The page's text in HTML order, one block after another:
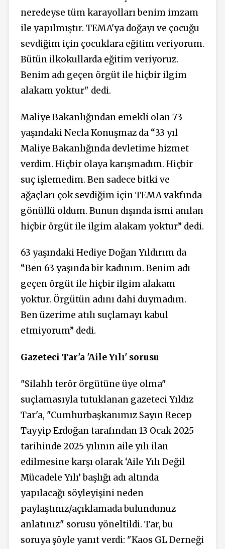
neredeyse tüm karayolları benim imzam
ile yapılmıştır. TEMA'ya doğayı ve çocuğu
sevdiğim için çocuklara eğitim veriyorum.
Bütün ilkokullarda eğitim veriyoruz.
Benim adı geçen örgüt ile hiçbir ilgim
alakam yoktur" dedi.
Maliye Bakanlığından emekli olan 73
yaşındaki Necla Konuşmaz da “33 yıl
Maliye Bakanlığında devletime hizmet
verdim. Hiçbir olaya karışmadım. Hiçbir
suç işlemedim. Ben sadece bitki ve
ağaçları çok sevdiğim için TEMAvakfında
gönüllü oldum. Bunun dışında ismi anılan
hiçbir örgüt ile ilgim alakam yoktur” dedi.
63 yaşındaki Hediye Doğan Yıldırım da
“Ben 63 yaşında bir kadınım. Benim adı
geçen örgüt ile hiçbir ilgim alakam
yoktur. Örgütün adını dahi duymadım.
Ben üzerime atılı suçlamayı kabul
etmiyorum” dedi.
Gazeteci Tar'a 'Aile Yılı' sorusu
"Silahlı terör örgütüne üye olma"
suçlamasıyla tutuklanan gazeteci Yıldız
Tar'a, "Cumhurbaşkanımız Sayın Recep
Tayyip Erdoğan tarafından 13 Ocak 2025
tarihinde 2025 yılının aile yılı ilan
edilmesine karşı olarak ‘Aile Yılı Değil
Mücadele Yılı’ başlığı adı altında
yapılacağı söyleyişini neden
paylaştınız/açıklamada bulundunuz
anlatınız" sorusu yöneltildi. Tar, bu
soruya şöyle yanıt verdi: "Kaos GL Derneği